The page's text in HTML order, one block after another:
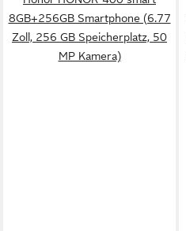
8GB+256GB Smartphone (6.77
Zoll, 256 GB Speicherplatz, 50
MP Kamera)